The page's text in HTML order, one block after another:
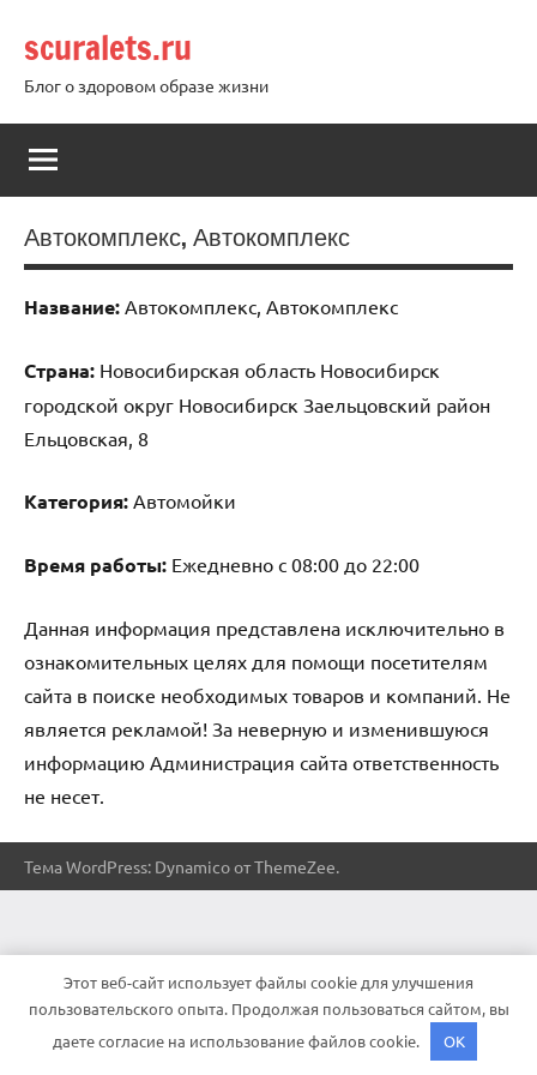
содержимому
scuralets.ru
Блог о здоровом образе жизни
Автокомплекс, Автокомплекс
Название: Автокомплекс, Автокомплекс
Страна: Новосибирская область Новосибирск
городской округ Новосибирск Заельцовский район
Ельцовская, 8
Категория: Автомойки
Время работы: Ежедневно с 08:00 до 22:00
Данная информация представлена исключительно в
ознакомительных целях для помощи посетителям
сайта в поиске необходимых товаров и компаний. Не
является рекламой! За неверную и изменившуюся
информацию Администрация сайта ответственность
не несет.
Тема WordPress: Dynamico от ThemeZee.
Этот веб-сайт использует файлы cookie для улучшения
пользовательского опыта. Продолжая пользоваться сайтом, вы
даете согласие на использование файлов cookie.
OK